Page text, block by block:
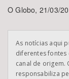
O Globo, 21/03/
As notícias aqui
diferentes fontes
canal de origem.
responsabiliza